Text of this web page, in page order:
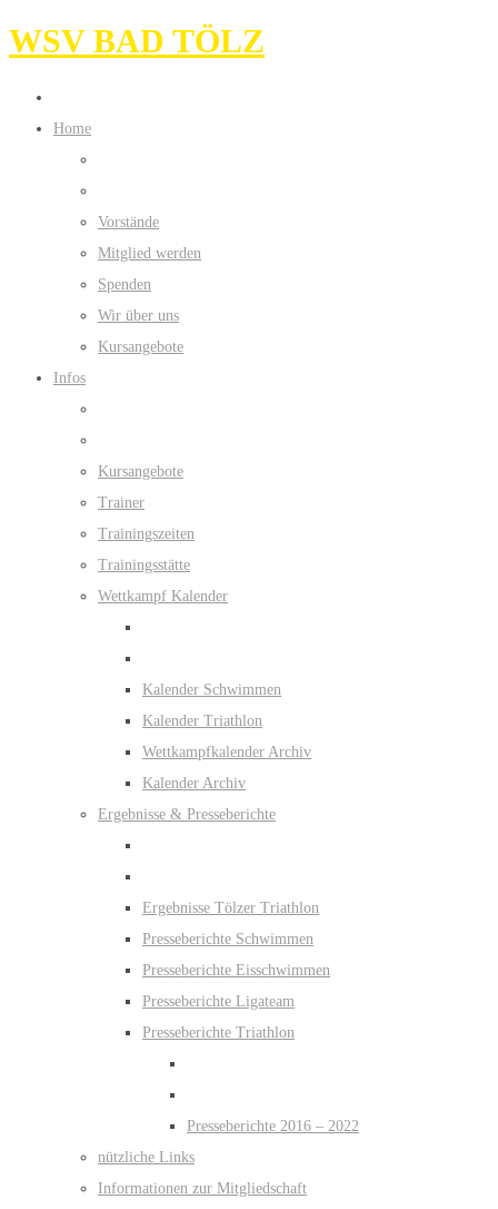
WSV BAD TÖLZ
Home
Vorstände
Mitglied werden
Spenden
Wir über uns
Kursangebote
Infos
Kursangebote
Trainer
Trainingszeiten
Trainingsstätte
Wettkampf Kalender
Kalender Schwimmen
Kalender Triathlon
Wettkampfkalender Archiv
Kalender Archiv
Ergebnisse & Presseberichte
Ergebnisse Tölzer Triathlon
Presseberichte Schwimmen
Presseberichte Eisschwimmen
Presseberichte Ligateam
Presseberichte Triathlon
Presseberichte 2016 – 2022
nützliche Links
Informationen zur Mitgliedschaft